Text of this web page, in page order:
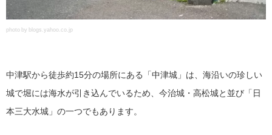
photo by blogs.yahoo.co.jp
中津駅から徒歩約15分の場所にある「中津城」は、海沿いの珍しい
城で堀には海水が引き込んでいるため、今治城・高松城と並び「日
本三大水城」の一つでもあります。